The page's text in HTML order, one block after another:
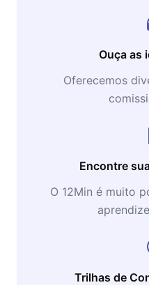
Ouça as
Oferecemos
Encontre
O 12Min é muito
Trilhas de